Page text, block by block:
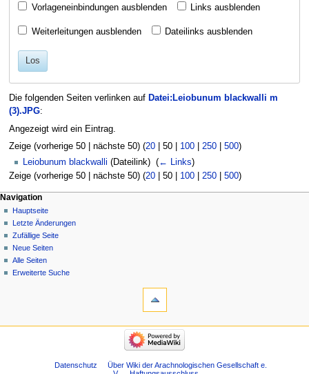
Vorlageneinbindungen ausblenden Links ausblenden
Weiterleitungen ausblenden Dateilinks ausblenden
Los
Die folgenden Seiten verlinken auf Datei:Leiobunum blackwalli m
(3).JPG:
Angezeigt wird ein Eintrag.
Zeige (vorherige 50| nächste 50) (20| 50| 100| 250| 500)
Leiobunum blackwalli (Dateilink) ‎ (← Links)
Zeige (vorherige 50| nächste 50) (20| 50| 100| 250| 500)
Navigation
Hauptseite
Letzte Änderungen
Zufällige Seite
Neue Seiten
Alle Seiten
Erweiterte Suche
Datenschutz
Über Wiki der Arachnologischen Gesellschaft e.